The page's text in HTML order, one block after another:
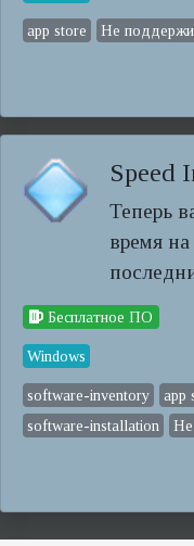
app store Не
Speed
Теперь
время
Бесплатное ПО
Windows
software-inventory app
software-installation
Не